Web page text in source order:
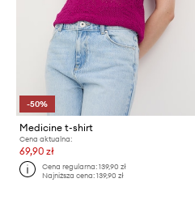
-50%
Medicine t-shirt
Cena aktualna:
69,90 zł
Cena regularna:139,90 zł
Najniższa cena:139,90 zł